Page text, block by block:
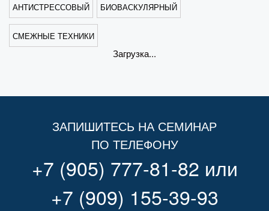
АНТИСТРЕССОВЫЙ БИОВАСКУЛЯРНЫЙ
СМЕЖНЫЕ ТЕХНИКИ
Загрузка...
ЗАПИШИТЕСЬ НА СЕМИНАР
ПО ТЕЛЕФОНУ
+7 (905) 777-81-82 или
+7 (909) 155-39-93